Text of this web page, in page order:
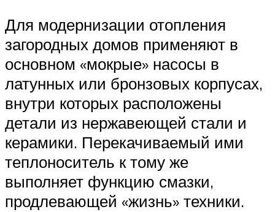
Для модернизации отопления
загородных домов применяют в
основном «мокрые» насосы в
латунных или бронзовых корпусах,
внутри которых расположены
детали из нержавеющей стали и
керамики. Перекачиваемый ими
теплоноситель к тому же
выполняет функцию смазки,
продлевающей «жизнь» техники.